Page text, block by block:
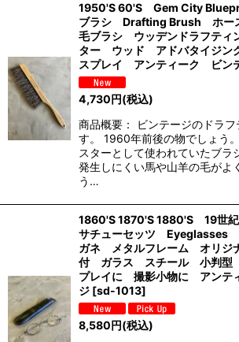
1950'S 60'S Gem City
ブラシ Drafting Brush ホー
毛ブラシ ウッデンドラフティ
ター ウッド アドバタイジン
スプレイ アンティーク ビン
4,730円(税込)
商品概要： ビンテージのドラ
す。 1960年前後の物でしょう
スターとして使われていたブラ
発生しにくい馬や山羊の毛がよ
う…
1860'S 1870'S 1880'S 19世
サチューセッツ Eyeglasses
ガネ メタルフレーム オリジ
付 ガラス スチール 小判型
プレイに 撮影小物に アンテ
ジ [sd-1013]
8,580円(税込)